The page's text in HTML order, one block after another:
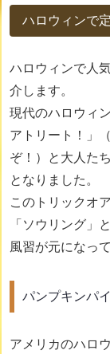
ハロウィンで
ハロウィンで人
介します。
現代のハロウィ
アトリート！」
ぞ！）と大人た
となりました。
このトリックオ
「ソウリング」
風習が元になっ
パンプキンパイ
アメリカのハロ